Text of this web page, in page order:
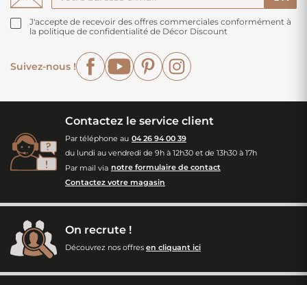
J'accepte de recevoir des offres commerciales conformément à
la politique de confidentialité de Décor Discount
Suivez-nous !
FacebookYouTubePinterest
Contactez le service client
Par téléphone au 04 26 94 00 39
du lundi au vendredi de 9h à 12h30 et de 13h30 à 17h
Par mail via notre formulaire de contact
Contactez votre magasin
On recrute !
Découvrez nos offres en cliquant ici